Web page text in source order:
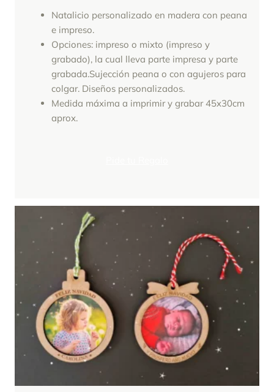
Natalicio personalizado en madera con peana
e impreso.
Opciones: impreso o mixto (impreso y
grabado), la cual lleva parte impresa y parte
grabada.Sujección peana o con agujeros para
colgar. Diseños personalizados.
Medida máxima a imprimir y grabar 45x30cm
aprox.